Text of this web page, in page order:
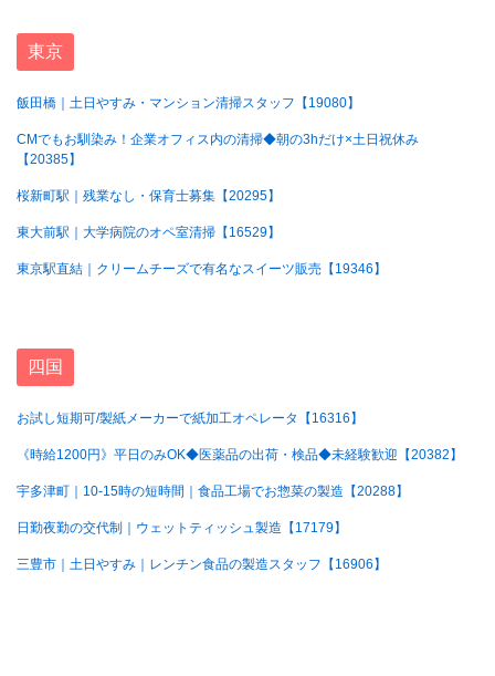
東京
飯田橋｜土日やすみ・マンション清掃スタッフ【19080】
CMでもお馴染み！企業オフィス内の清掃◆朝の3hだけ×土日祝休み
【20385】
桜新町駅｜残業なし・保育士募集【20295】
東大前駅｜大学病院のオペ室清掃【16529】
東京駅直結｜クリームチーズで有名なスイーツ販売【19346】
四国
お試し短期可/製紙メーカーで紙加工オペレータ【16316】
《時給1200円》平日のみOK◆医薬品の出荷・検品◆未経験歓迎【20382】
宇多津町｜10-15時の短時間｜食品工場でお惣菜の製造【20288】
日勤夜勤の交代制｜ウェットティッシュ製造【17179】
三豊市｜土日やすみ｜レンチン食品の製造スタッフ【16906】